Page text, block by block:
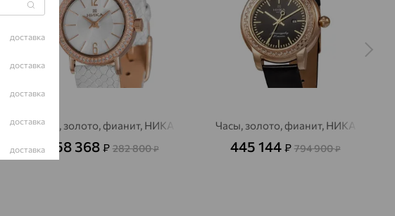
Часы, золото, фианит, НИКА
158 368 ₽ 282 800₽
Часы, золото, фианит, НИКА
445 144 ₽ 794 900₽
доставка
доставка
доставка
доставка
доставка